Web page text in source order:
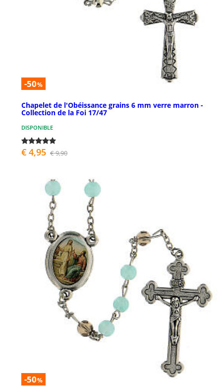
-50%
Chapelet de l'Obéissance grains 6 mm verre marron -
Collection de la Foi 17/47
DISPONIBLE
€ 4,95 € 9,90
-50%